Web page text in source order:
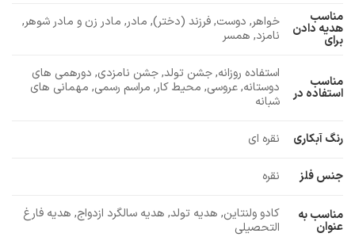
مناسب
هدیه دادن
برای
خواهر, دوست, فرزند (دختر), مادر, مادر زن و مادر شوهر,
نامزد, همسر
مناسب
استفاده در
استفاده روزانه, جشن تولد, جشن نامزدی, دورهمی های
دوستانه, عروسی, محیط کار, مراسم رسمی, مهمانی های
شبانه
رنگ آبکاری نقره ای
جنس فلز نقره
مناسب به
عنوان
کادو ولنتاین, هدیه تولد, هدیه سالگرد ازدواج, هدیه فارغ
التحصیلی